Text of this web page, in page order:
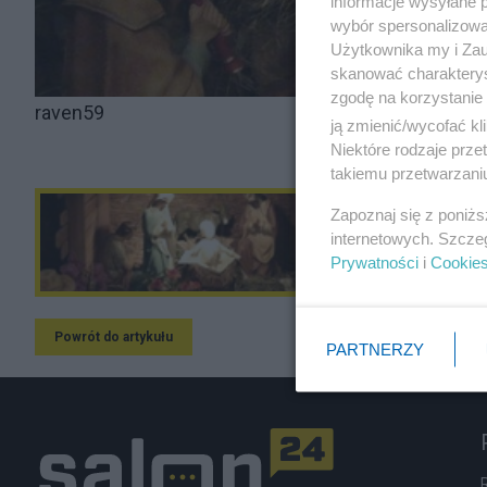
raven59
Powrót do artykułu
wybór
Użytkownika my i
skanować
zgodę na
ją zmienić/wycofać
Niektóre rodzaje
takiemu
Zapoznaj się z
internetowych.
Prywatności i Cookies
PARTNERZY